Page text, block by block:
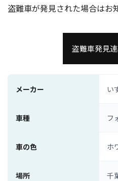
盗難車が発見された場合はお
盗難車発見
メーカー い
車種 フ
車の色 ホ
場所 千